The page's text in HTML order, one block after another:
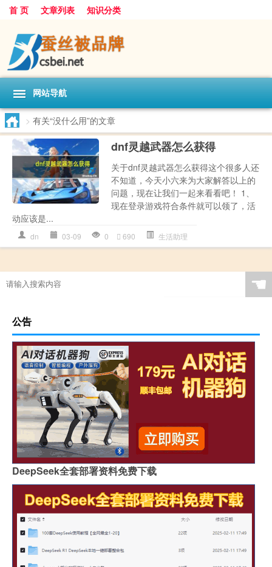
首 页 文章列表 知识分类
网站导航
> 有关“没什么用”的文章
dnf灵越武器怎么获得
关于dnf灵越武器怎么获得这个很多人还
不知道，今天小六来为大家解答以上的
问题，现在让我们一起来看看吧！ 1、
现在登录游戏符合条件就可以领了，活
动应该是...
dn 03-09 0 690 生活助理
☚
公告
DeepSeek全套部署资料免费下载